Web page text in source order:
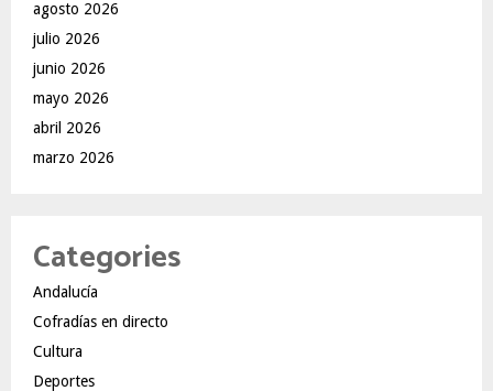
agosto 2026
julio 2026
junio 2026
mayo 2026
abril 2026
marzo 2026
Categories
Andalucía
Cofradías en directo
Cultura
Deportes